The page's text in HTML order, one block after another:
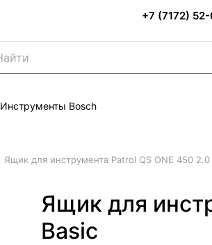
+7 (7172)
Инструменты Bosch
Ящик для инструмента Patrol QS ONE 450 2.0
Ящик для
Basic